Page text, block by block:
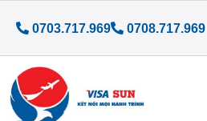
0703.717.969 0708.717.969